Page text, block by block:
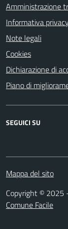
Amministrazione
Informativa privacy
Note legali
Cookies
Dichiarazione di
Piano di
SEGUICI SU
Mappa del sito
Copyright © 2025
Comune Facile